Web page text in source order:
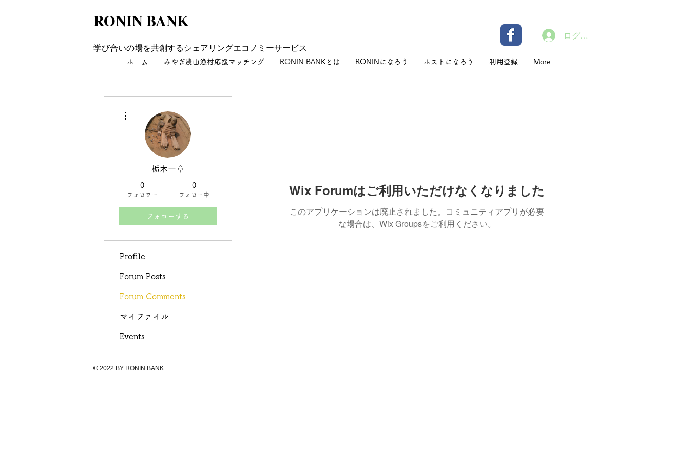
RONIN BANK
学び合いの場を共創するシェアリングエコノミーサービス
ログイン
ホーム みやぎ農山漁村応援マッチング RONIN BANKとは RONINになろう ホストになろう 利用登録 More
Wix Forumはご利用いただけなくなりました
このアプリケーションは廃止されました。コミュニティアプリが必要
な場合は、Wix Groupsをご利用ください。
栃木一章
0
フォロワー
0
フォロー中
フォローする
Profile
Forum Posts
Forum Comments
マイファイル
Events
© 2022 BY RONIN BANK